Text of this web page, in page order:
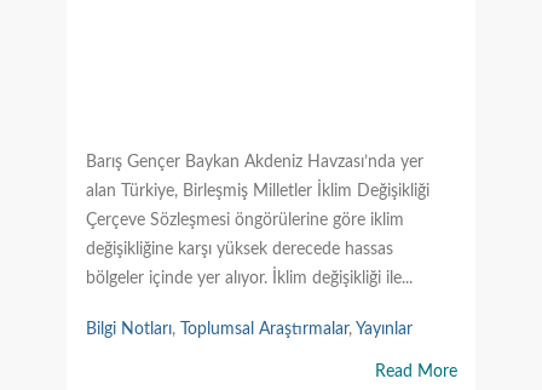
Barış Gençer Baykan Akdeniz Havzası’nda yer
alan Türkiye, Birleşmiş Milletler İklim Değişikliği
Çerçeve Sözleşmesi öngörülerine göre iklim
değişikliğine karşı yüksek derecede hassas
bölgeler içinde yer alıyor. İklim değişikliği ile...
Bilgi Notları, Toplumsal Araştırmalar, Yayınlar
Read More